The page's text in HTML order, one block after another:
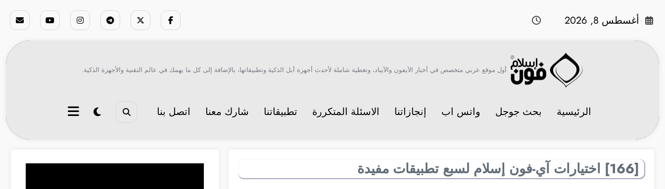
أغسطس 8, 2026
أول موقع عربي متخصص في أخبار الآيفون والآيباد، وتغطية شاملة لأحدث أجهزة أبل الذكية وتطبيقاتها، بالإضافة إلى كل ما يهمك في عالم التقنية والأجهزة الذكية.
الرئيسية بحث جوجل واتس اب إنجازاتنا الاسئلة المتكررة تطبيقاتنا شارك معنا اتصل بنا
[166] اختيارات آي-فون إسلام لسبع تطبيقات مفيدة